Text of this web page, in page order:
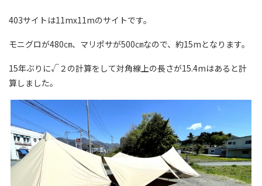
403サイトは11mx11mのサイトです。
モニグロが480㎝、マリポサが500㎝なので、約15mとなります。
15年ぶりに√２の計算をして対角線上の長さが15.4mはあると計
算しました。